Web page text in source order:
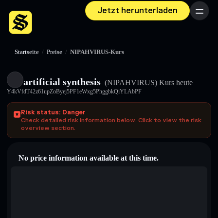
Jetzt herunterladen Menü
Startseite / Preise / NIPAHVIRUS-Kurs
artificial synthesis (NIPAHVIRUS) Kurs heute
Y4kVfdT42z61upZoByej5PF1eWxg5PhggbkQiYLAbPF
Risk status: Danger
Check detailed risk information below. Click to view the risk
overview section.
No price information available at this time.